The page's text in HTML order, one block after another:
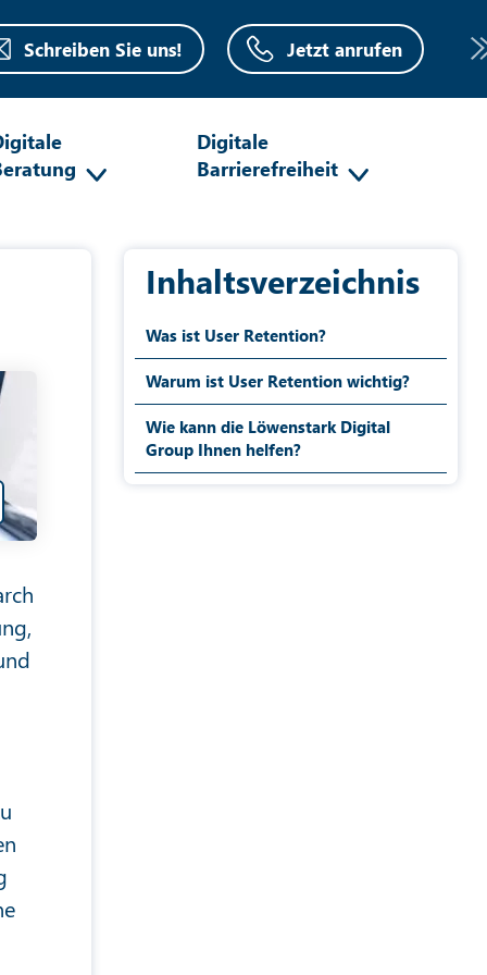
Schreiben Sie uns! Jetzt anrufen
Digitale
Barrierefreiheit
Inhaltsverzeichnis
Was ist User Retention?
Warum ist User Retention wichtig?
Wie kann die Löwenstark Digital
Group Ihnen helfen?